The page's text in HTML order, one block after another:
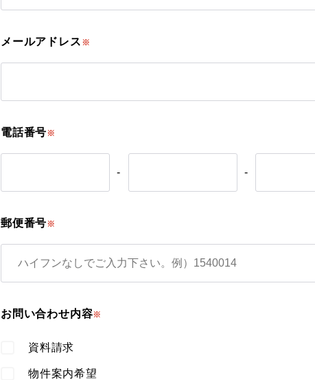
メールアドレス ※
電話番号※
- -
郵便番号※
お問い合わせ内容※
資料請求
物件案内希望